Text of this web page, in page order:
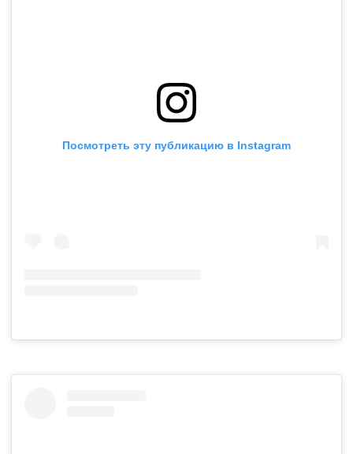
Посмотреть эту публикацию в Instagram